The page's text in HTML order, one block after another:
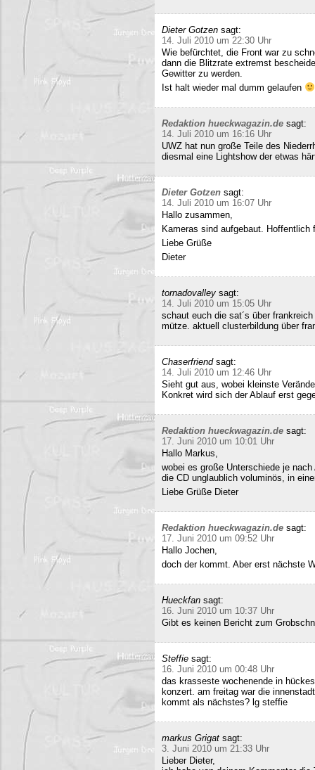
Dieter Gotzen sagt:
14. Juli 2010 um 22:30 Uhr
Wie befürchtet, die Front war zu
dann die Blitzrate extremst
Gewitter zu werden.
Ist halt wieder mal dumm gelaufen
Redaktion hueckwagazin.de sagt:
14. Juli 2010 um 16:16 Uhr
UWZ hat nun große Teile des
diesmal eine Lightshow der etwas
Dieter Gotzen sagt:
14. Juli 2010 um 16:07 Uhr
Hallo zusammen,
Kameras sind aufgebaut.
Liebe Grüße
Dieter
tornadovalley sagt:
14. Juli 2010 um 15:05 Uhr
schaut euch die sat´s über
mütze. aktuell clusterbildung über
Chaserfriend sagt:
14. Juli 2010 um 12:46 Uhr
Sieht gut aus, wobei kleinste
Konkret wird sich der Ablauf erst
Redaktion hueckwagazin.de sagt:
17. Juni 2010 um 10:01 Uhr
Hallo Markus,
wobei es große Unterschiede je
die CD unglaublich voluminös, in
Liebe Grüße Dieter
Redaktion hueckwagazin.de sagt:
17. Juni 2010 um 09:52 Uhr
Hallo Jochen,
doch der kommt. Aber erst nächste
Hueckfan sagt:
16. Juni 2010 um 10:37 Uhr
Gibt es keinen Bericht zum
Steffie sagt:
16. Juni 2010 um 00:48 Uhr
das krasseste wochenende in
konzert. am freitag war die
kommt als nächstes? lg steffie
markus Grigat sagt:
3. Juni 2010 um 21:33 Uhr
Lieber Dieter,